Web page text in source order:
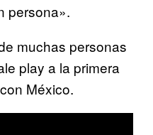
persona».
muchas personas
play a la primera
México.